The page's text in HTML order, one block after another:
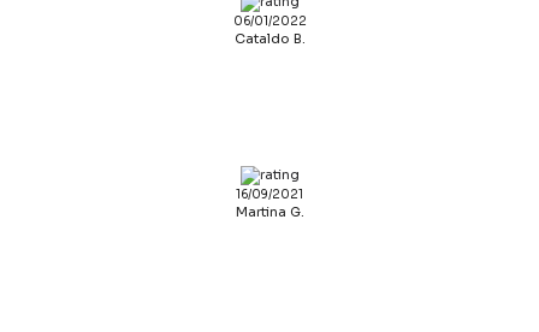
06/01/2022
Cataldo B.
16/09/2021
Martina G.